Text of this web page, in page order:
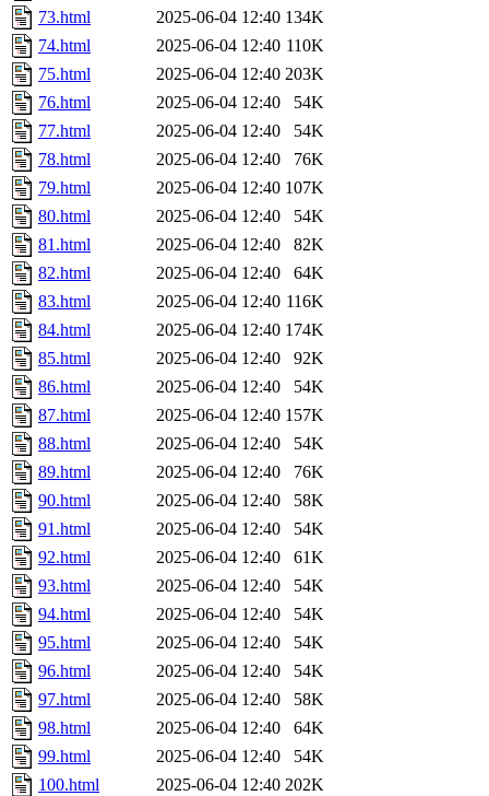
73.html
2025-06-04 12:40 134K
74.html
2025-06-04 12:40 110K
75.html
2025-06-04 12:40 203K
76.html
2025-06-04 12:40
54K
77.html
2025-06-04 12:40
54K
78.html
2025-06-04 12:40
76K
79.html
2025-06-04 12:40 107K
80.html
2025-06-04 12:40
54K
81.html
2025-06-04 12:40
82K
82.html
2025-06-04 12:40
64K
83.html
2025-06-04 12:40 116K
84.html
2025-06-04 12:40 174K
85.html
2025-06-04 12:40
92K
86.html
2025-06-04 12:40
54K
87.html
2025-06-04 12:40 157K
88.html
2025-06-04 12:40
54K
89.html
2025-06-04 12:40
76K
90.html
2025-06-04 12:40
58K
91.html
2025-06-04 12:40
54K
92.html
2025-06-04 12:40
61K
93.html
2025-06-04 12:40
54K
94.html
2025-06-04 12:40
54K
95.html
2025-06-04 12:40
54K
96.html
2025-06-04 12:40
54K
97.html
2025-06-04 12:40
58K
98.html
2025-06-04 12:40
64K
99.html
2025-06-04 12:40
54K
100.html
2025-06-04 12:40 202K